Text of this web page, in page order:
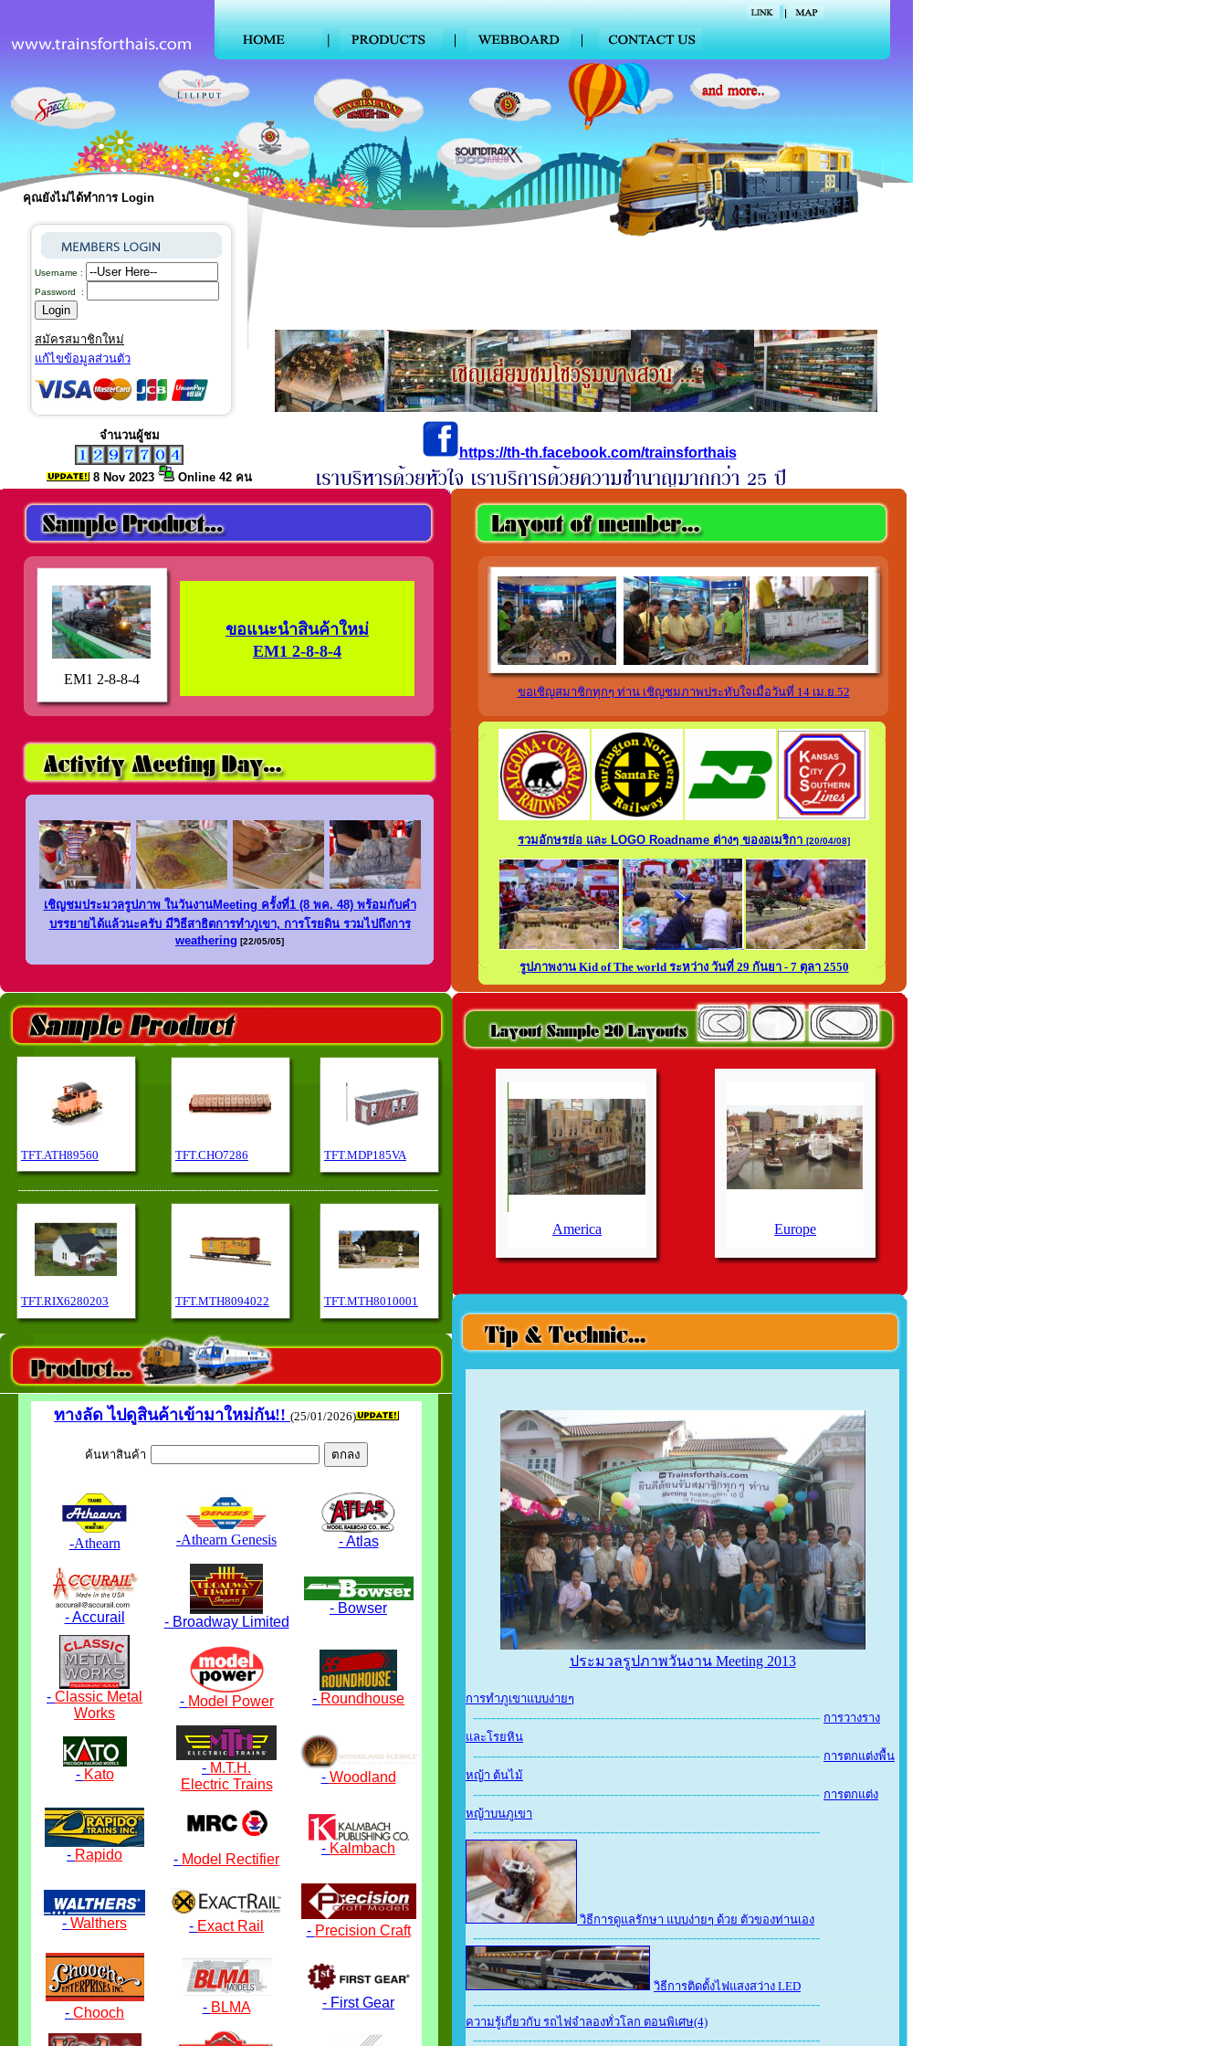
คุณยังไม่ได้ทำการ Login
https://th-th.facebook.com/trainsforthais
Username :
Password :
สมัครสมาชิกใหม่
แก้ไขข้อมูลส่วนตัว
จำนวนผู้ชม
8 Nov 2023 Online 42 คน
ขอแนะนำสินค้าใหม่
EM1 2-8-8-4
EM1 2-8-8-4
ขอเชิญสมาชิกทุกๆ ท่าน เชิญชมภาพประทับใจเมื่อวันที่ 14 เม.ย.52
รวมอักษรย่อ และ LOGO Roadname ต่างๆ ของอเมริกา [20/04/08]
เชิญชมประมวลรูปภาพ ในวันงานMeeting ครั้งที่1 (8 พค. 48) พร้อมกับคำ
บรรยายได้แล้วนะครับ มีวิธีสาธิตการทำภูเขา, การโรยดิน รวมไปถึงการ
weathering [22/05/05]
รูปภาพงาน Kid of The world ระหว่าง วันที่ 29 กันยา - 7 ตุลา 2550
TFT.ATH89560 TFT.CHO7286 TFT.MDP185VA
America Europe
TFT.RIX6280203 TFT.MTH8094022 TFT.MTH8010001
ประมวลรูปภาพวันงาน Meeting 2013
การทำภูเขาแบบง่ายๆ
---------------------------------------------------------------------------- การวางราง
และโรยหิน
---------------------------------------------------------------------------- การตกแต่งพื้น
หญ้า ต้นไม้
---------------------------------------------------------------------------- การตกแต่ง
หญ้าบนภูเขา
----------------------------------------------------------------------------
วิธีการดูแลรักษา แบบง่ายๆ ด้วย ตัวของท่านเอง
----------------------------------------------------------------------------
วิธีการติดตั้งไฟแสงสว่าง LED
----------------------------------------------------------------------------
ความรู้เกี่ยวกับ รถไฟจำลองทั่วโลก ตอนพิเศษ(4)
----------------------------------------------------------------------------
ทางลัด ไปดูสินค้าเข้ามาใหม่กัน!! (25/01/2026)
ค้นหาสินค้า
-Athearn -Athearn Genesis - Atlas
- Accurail - Broadway Limited
- Bowser
- Classic Metal
Works
- Model Power - Roundhouse
- Kato - M.T.H.
Electric Trains
- Woodland
- Rapido - Model Rectifier
- Kalmbach
- Walthers - Exact Rail - Precision Craft
- Chooch - BLMA - First Gear